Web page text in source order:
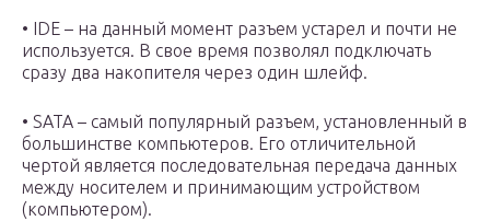
• IDE – на данный момент разъем устарел и почти не
используется. В свое время позволял подключать
сразу два накопителя через один шлейф.
• SATA – самый популярный разъем, установленный в
большинстве компьютеров. Его отличительной
чертой является последовательная передача данных
между носителем и принимающим устройством
(компьютером).